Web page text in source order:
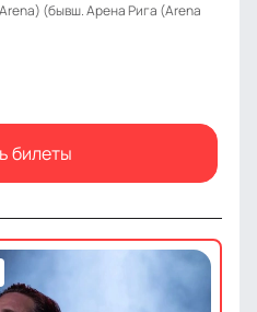
(бывш. Арена Рига (Arena
билеты